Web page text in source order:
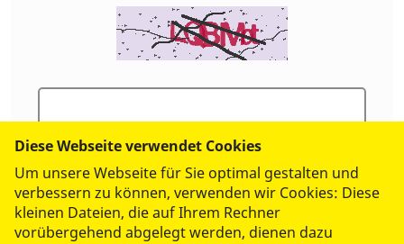
Diese Webseite verwendet Cookies
Um unsere Webseite für Sie optimal gestalten und
verbessern zu können, verwenden wir Cookies: Diese
kleinen Dateien, die auf Ihrem Rechner
vorübergehend abgelegt werden, dienen dazu